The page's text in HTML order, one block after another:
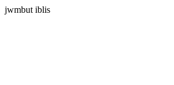
jwmbut iblis